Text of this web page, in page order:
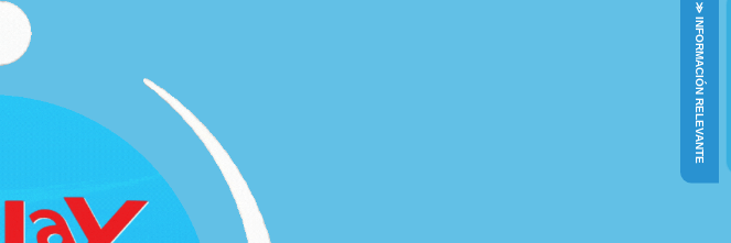
≫ INFORMACIÓN RELEVANTE